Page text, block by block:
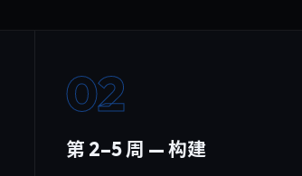
02
第 2–5 周 — 构建